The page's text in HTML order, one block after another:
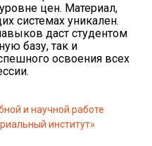
цен. Материал,
системах уникален.
даст студентом
базу, так и
освоения всех
и научной работе
институт»